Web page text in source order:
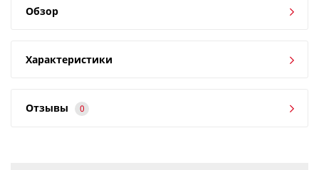
Обзор
Характеристики
Отзывы 0